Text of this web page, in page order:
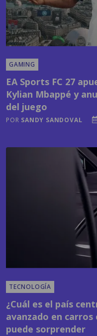
GAMING
EA Sports FC 27
Kylian Mbappé y
del juego
POR SANDY SANDOVAL
TECNOLOGÍA
¿Cuál es el país
avanzado en carros
puede sorprender